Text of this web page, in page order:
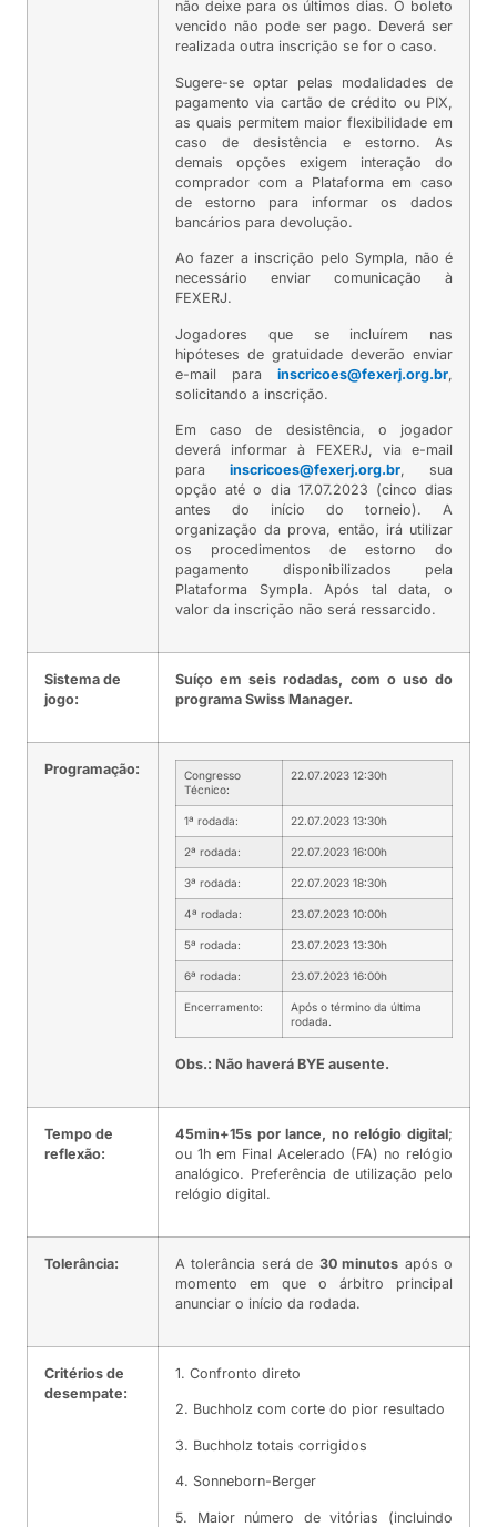
não deixe para os últimos dias. O boleto
vencido não pode ser pago. Deverá ser
realizada outra inscrição se for o caso.
Sugere-se optar pelas modalidades de
pagamento via cartão de crédito ou PIX,
as quais permitem maior flexibilidade em
caso de desistência e estorno. As
demais opções exigem interação do
comprador com a Plataforma em caso
de estorno para informar os dados
bancários para devolução.
Ao fazer a inscrição pelo Sympla, não é
necessário enviar comunicação à
FEXERJ.
Jogadores que se incluírem nas
hipóteses de gratuidade deverão enviar
e-mail para inscricoes@fexerj.org.br
solicitando a inscrição.
Em caso de desistência, o jogador
deverá informar à FEXERJ, via e-mail
para inscricoes@fexerj.org.br , sua
opção até o dia 17.07.2023 (cinco dias
antes do início do torneio). A
organização da prova, então, irá utilizar
os procedimentos de estorno do
pagamento disponibilizados pela
Plataforma Sympla. Após tal data, o
valor da inscrição não será ressarcido.
Sistema de
jogo:
Suíço em seis rodadas, com o uso do
programa Swiss Manager.
Programação:
Congresso
Técnico:
22.07.2023 12:30h
1ª rodada: 22.07.2023 13:30h
2ª rodada: 22.07.2023 16:00h
3ª rodada: 22.07.2023 18:30h
4ª rodada: 23.07.2023 10:00h
5ª rodada: 23.07.2023 13:30h
6ª rodada: 23.07.2023 16:00h
Encerramento:
Após o término da última
rodada.
Obs.: Não haverá BYE ausente.
Tempo de
reflexão:
45min+15s por lance, no relógio digital;
ou 1h em Final Acelerado (FA) no relógio
analógico. Preferência de utilização pelo
relógio digital.
Tolerância: A tolerância será de 30 minutos após o
momento em que o árbitro principal
anunciar o início da rodada.
Critérios de
desempate:
1. Confronto direto
2. Buchholz com corte do pior resultado
3. Buchholz totais corrigidos
4. Sonneborn-Berger
5. Maior número de vitórias (incluindo